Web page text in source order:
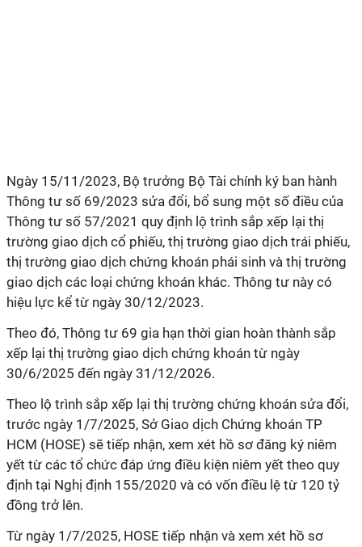
Ngày 15/11/2023, Bộ trưởng Bộ Tài chính ký ban hành
Thông tư số 69/2023 sửa đổi, bổ sung một số điều của
Thông tư số 57/2021 quy định lộ trình sắp xếp lại thị
trường giao dịch cổ phiếu, thị trường giao dịch trái phiếu,
thị trường giao dịch chứng khoán phái sinh và thị trường
giao dịch các loại chứng khoán khác. Thông tư này có
hiệu lực kể từ ngày 30/12/2023.
Theo đó, Thông tư 69 gia hạn thời gian hoàn thành sắp
xếp lại thị trường giao dịch chứng khoán từ ngày
30/6/2025 đến ngày 31/12/2026.
Theo lộ trình sắp xếp lại thị trường chứng khoán sửa đổi,
trước ngày 1/7/2025, Sở Giao dịch Chứng khoán TP
HCM (HOSE) sẽ tiếp nhận, xem xét hồ sơ đăng ký niêm
yết từ các tổ chức đáp ứng điều kiện niêm yết theo quy
định tại Nghị định 155/2020 và có vốn điều lệ từ 120 tỷ
đồng trở lên.
Từ ngày 1/7/2025, HOSE tiếp nhận và xem xét hồ sơ